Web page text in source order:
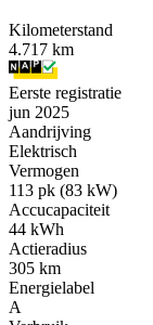
Kilometerstand
4.717 km
Eerste registratie
jun 2025
Aandrijving
Elektrisch
Vermogen
113 pk (83 kW)
Accucapaciteit
44 kWh
Actieradius
305 km
Energielabel
A